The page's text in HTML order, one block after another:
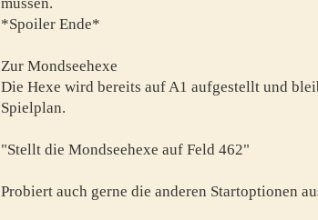
müssen.
*Spoiler Ende*
Zur Mondseehexe
Die Hexe wird bereits auf A1 aufgestellt und
Spielplan.
"Stellt die Mondseehexe auf Feld 462"
Probiert auch gerne die anderen Startoptionen